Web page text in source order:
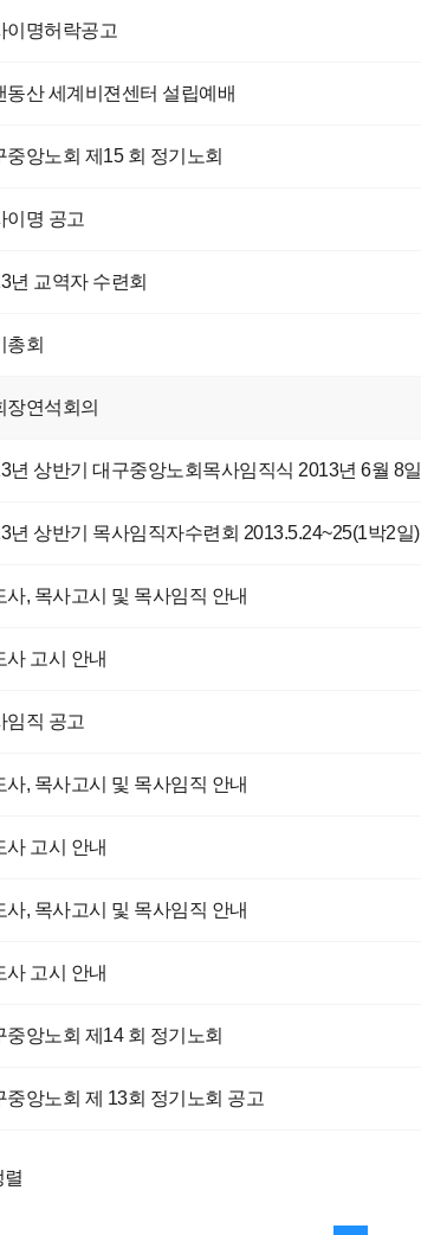
이명허락공고
동산 세계비젼센터 설립예배
중앙노회 제15 회 정기노회
이명 공고
년 교역자 수련회
총회
장연석회의
년 상반기 대구중앙노회목사임직식 2013년 6월 8일
년 상반기 목사임직자수련회 2013.5.24~25(1박2일)
사, 목사고시 및 목사임직 안내
사 고시 안내
임직 공고
사, 목사고시 및 목사임직 안내
사 고시 안내
사, 목사고시 및 목사임직 안내
사 고시 안내
중앙노회 제14 회 정기노회
중앙노회 제 13회 정기노회 공고
렬